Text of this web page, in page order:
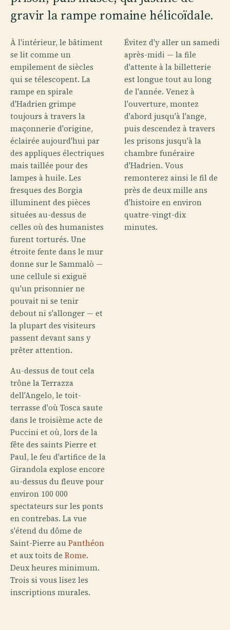
gravir la rampe romaine hélicoïdale.
À l'intérieur, le bâtiment
se lit comme un
empilement de siècles
qui se télescopent. La
rampe en spirale
d'Hadrien grimpe
toujours à travers la
maçonnerie d'origine,
éclairée aujourd'hui par
des appliques électriques
mais taillée pour des
lampes à huile. Les
fresques des Borgia
illuminent des pièces
situées au-dessus de
celles où des humanistes
furent torturés. Une
étroite fente dans le mur
donne sur le Sammalò —
une cellule si exiguë
qu'un prisonnier ne
pouvait ni se tenir
debout ni s'allonger — et
la plupart des visiteurs
passent devant sans y
prêter attention.
Au-dessus de tout cela
trône la Terrazza
dell'Angelo, le toit-
terrasse d'où Tosca saute
dans le troisième acte de
Puccini et où, lors de la
fête des saints Pierre et
Paul, le feu d'artifice de la
Girandola explose encore
au-dessus du fleuve pour
environ 100 000
spectateurs sur les ponts
en contrebas. La vue
s'étend du dôme de
Saint-Pierre auPanthéon
et aux toits de Rome.
Deux heures minimum.
Trois si vous lisez les
inscriptions murales.
Évitez d'y aller un samedi
après-midi — la file
d'attente à la billetterie
est longue tout au long
de l'année. Venez à
l'ouverture, montez
d'abord jusqu'à l'ange,
puis descendez à travers
les prisons jusqu'à la
chambre funéraire
d'Hadrien. Vous
remonterez ainsi le fil de
près de deux mille ans
d'histoire en environ
quatre-vingt-dix
minutes.